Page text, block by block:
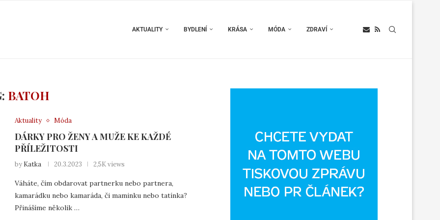
AKTUALITY BYDLENÍ KRÁSA MÓDA ZDRAVÍ
BATOH
Aktuality Móda
DÁRKY PRO ŽENY A MUŽE KE KAŽDÉ
PŘÍLEŽITOSTI
by Katka 20.3.2023 2,5K views
Váháte, čím obdarovat partnerku nebo partnera,
kamarádku nebo kamaráda, či maminku nebo tatínka?
Přinášíme několik …